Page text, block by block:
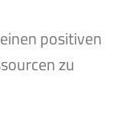
positiven
zu